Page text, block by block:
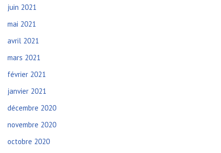
juin 2021
mai 2021
avril 2021
mars 2021
février 2021
janvier 2021
décembre 2020
novembre 2020
octobre 2020